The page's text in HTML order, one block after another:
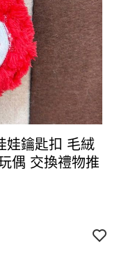
娃鑰匙扣 毛絨
偶 交換禮物推